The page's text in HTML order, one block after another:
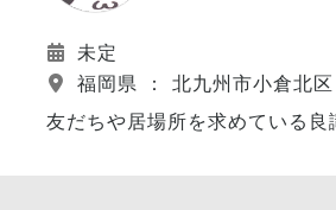
未定
福岡県 ： 北九州市小倉北区
友だちや居場所を求めている良